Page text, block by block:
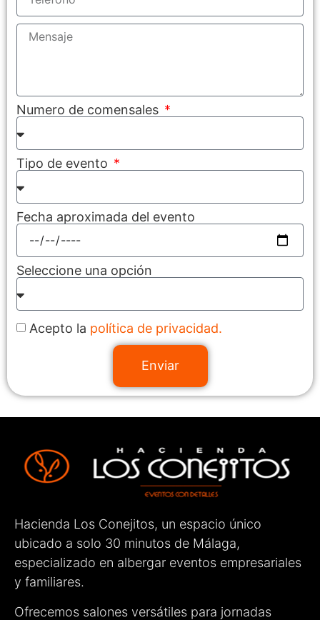
Numero de comensales
Tipo de evento
Fecha aproximada del evento
Seleccione una opción
Acepto la política de privacidad.
Enviar
Hacienda Los Conejitos, un espacio único
ubicado a solo 30 minutos de Málaga,
especializado en albergar eventos empresariales
y familiares.
Ofrecemos salones versátiles para jornadas